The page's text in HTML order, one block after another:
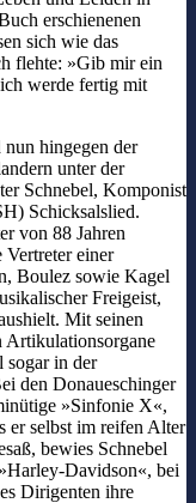
erschienenen
sich wie das
flehte: »Gib mir ein
werde fertig mit
hingegen der
unter der
Schnebel, Komponist
Schicksalslied.
von 88 Jahren
einer
Boulez sowie Kagel
Freigeist,
Mit seinen
Artikulationsorgane
sogar in der
den Donaueschinger
»Sinfonie X«,
er selbst im reifen Alter
bewies Schnebel
Davidson«, bei
Dirigenten ihre